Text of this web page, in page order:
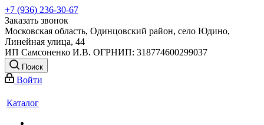
+7 (936) 236-30-67
Заказать звонок
Московская область, Одинцовский район, село Юдино,
Линейная улица, 44
ИП Самсоненко И.В. ОГРНИП: 318774600299037
Поиск
Войти
Каталог